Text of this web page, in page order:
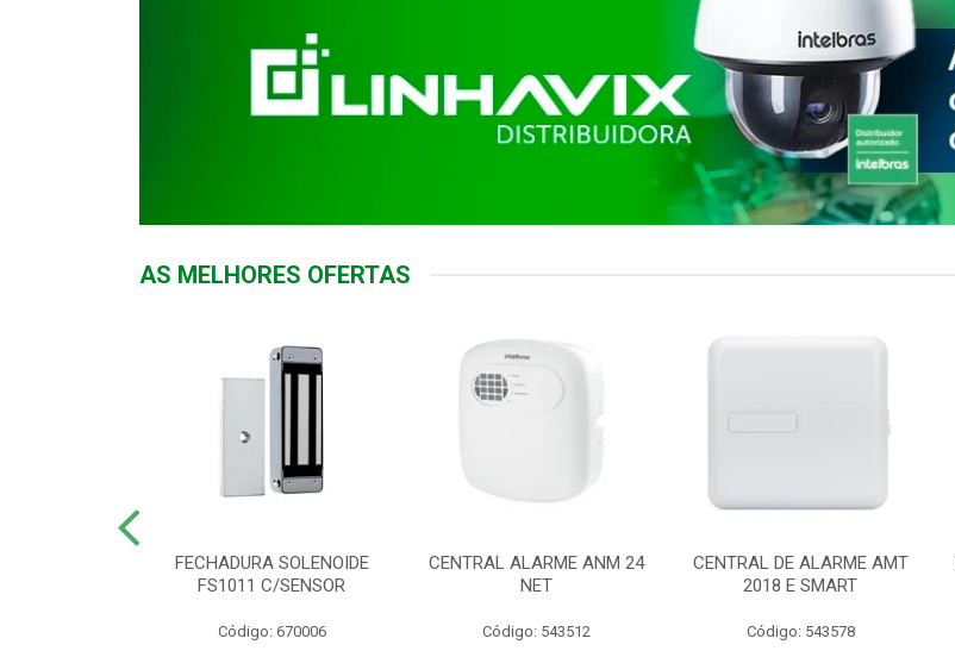
AS MELHORES OFERTAS
FECHADURA SOLENOIDE
FS1011 C/SENSOR
Código: 670006
CENTRAL ALARME ANM 24
NET
Código: 543512
CENTRAL DE ALARME AMT
2018 E SMART
Código: 543578